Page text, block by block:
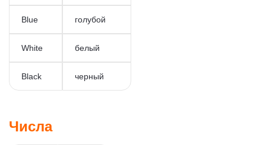
Blue голубой
White белый
Black черный
Числа